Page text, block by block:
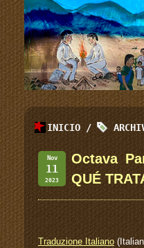
INICIO /
Nov
11
2023
Octava
QUÉ
Traduzione Italiano